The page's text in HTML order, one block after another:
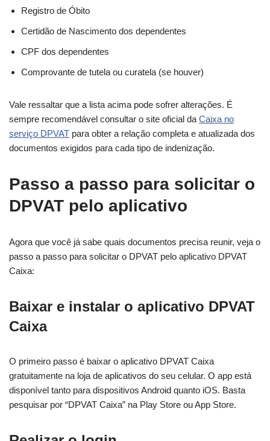
Registro de Óbito
Certidão de Nascimento dos dependentes
CPF dos dependentes
Comprovante de tutela ou curatela (se houver)
Vale ressaltar que a lista acima pode sofrer alterações. É
sempre recomendável consultar o site oficial da Caixa no
serviço DPVAT para obter a relação completa e atualizada dos
documentos exigidos para cada tipo de indenização.
Passo a passo para solicitar o
DPVAT pelo aplicativo
Agora que você já sabe quais documentos precisa reunir, veja o
passo a passo para solicitar o DPVAT pelo aplicativo DPVAT
Caixa:
Baixar e instalar o aplicativo DPVAT
Caixa
O primeiro passo é baixar o aplicativo DPVAT Caixa
gratuitamente na loja de aplicativos do seu celular. O app está
disponível tanto para dispositivos Android quanto iOS. Basta
pesquisar por “DPVAT Caixa” na Play Store ou App Store.